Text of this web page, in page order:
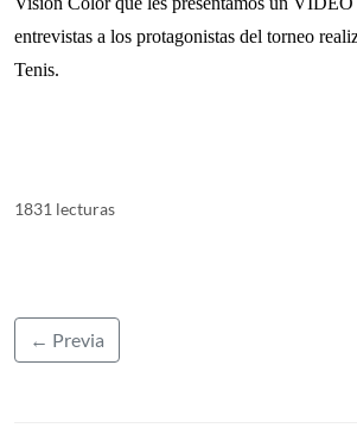
entrevistas a los protagonistas del torneo
Tenis.
1831 lecturas
← Previa